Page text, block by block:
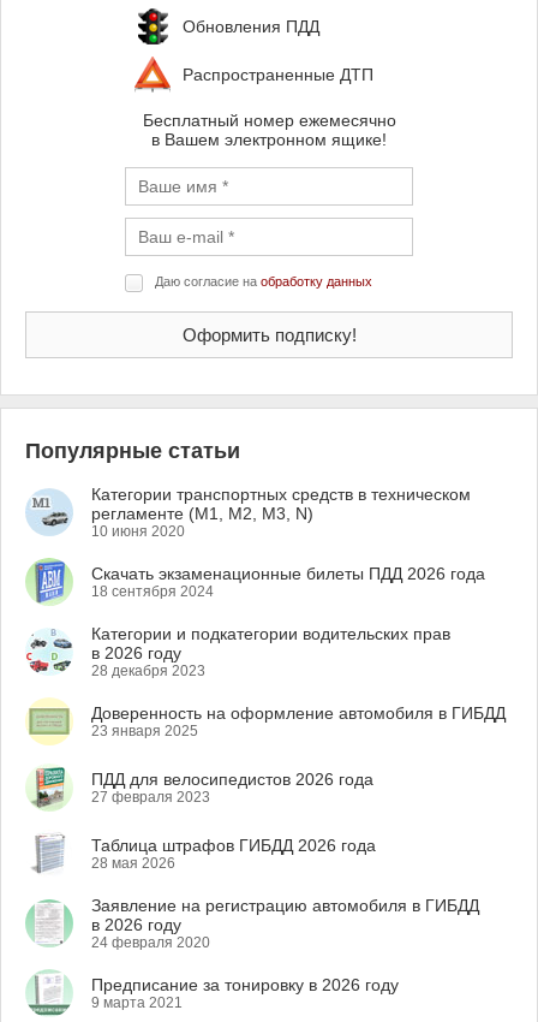
Обновления ПДД
Распространенные ДТП
Бесплатный номер ежемесячно
в Вашем электронном ящике!
Даю согласие на обработку данных
Популярные статьи
Категории транспортных средств в техническом
регламенте (M1, M2, M3, N)
10 июня 2020
Скачать экзаменационные билеты ПДД 2026 года
18 сентября 2024
Категории и подкатегории водительских прав
в 2026 году
28 декабря 2023
Доверенность на оформление автомобиля в ГИБДД
23 января 2025
ПДД для велосипедистов 2026 года
27 февраля 2023
Таблица штрафов ГИБДД 2026 года
28 мая 2026
Заявление на регистрацию автомобиля в ГИБДД
в 2026 году
24 февраля 2020
Предписание за тонировку в 2026 году
9 марта 2021